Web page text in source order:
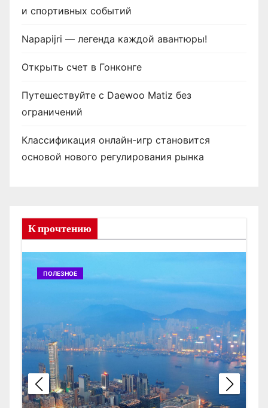
и спортивных событий
Napapijri — легенда каждой авантюры!
Открыть счет в Гонконге
Путешествуйте с Daewoo Matiz без
ограничений
Классификация онлайн-игр становится
основой нового регулирования рынка
К прочтению
ПОЛЕЗНОЕ